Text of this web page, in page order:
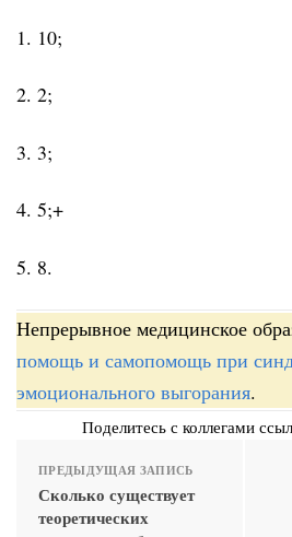
1. 10;
2. 2;
3. 3;
4. 5;+
5. 8.
Непрерывное медицинское
помощь и самопомощь при
эмоционального выгорания.
Поделитесь с коллегами
ПРЕДЫДУЩАЯ ЗАПИСЬ
Сколько существует
теоретических